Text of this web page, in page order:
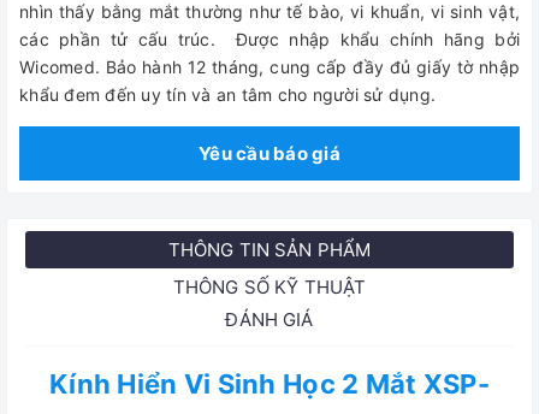
nhìn thấy bằng mắt thường như tế bào, vi khuẩn, vi sinh vật,
các phần tử cấu trúc.
Được nhập khẩu chính hãng bởi
Wicomed. Bảo hành 12 tháng, cung cấp đầy đủ giấy tờ nhập
khẩu đem đến uy tín và an tâm cho người sử dụng.
Yêu cầu báo giá
THÔNG TIN SẢN PHẨM
THÔNG SỐ KỸ THUẬT
ĐÁNH GIÁ
Kính Hiển Vi Sinh Học 2 Mắt XSP-